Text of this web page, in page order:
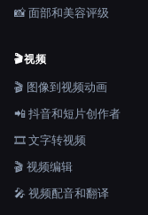
📸 面部和美容评级
🎬视频
🎬 图像到视频动画
📲 抖音和短片创作者
🎞️ 文字转视频
🎬 视频编辑
🎤 视频配音和翻译